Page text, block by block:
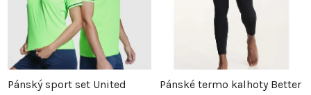
Pánský sport set United Pánské termo kalhoty Better